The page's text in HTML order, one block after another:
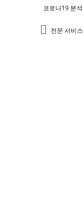
코로나19 분석
전문 서비스